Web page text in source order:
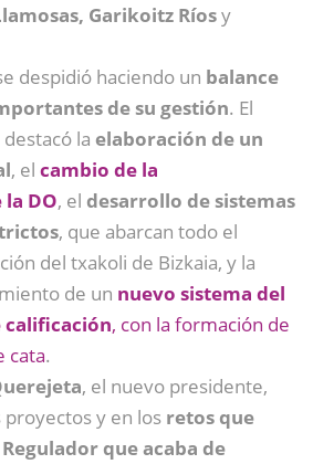
Garikoitz Ríosy
despidió haciendo un balance
de su gestión. El
la elaboración de un
, el cambio de la
DO, el desarrollo de sistemas
, que abarcan todo el
del txakoli de Bizkaia, y la
de un nuevo sistema del
, con la formación de
cata.
, el nuevo presidente,
proyectos y en los retos que
que acaba de